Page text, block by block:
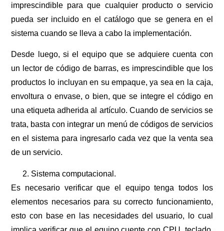
imprescindible para que cualquier producto o servicio
pueda ser incluido en el catálogo que se genera en el
sistema cuando se lleva a cabo la implementación.
Desde luego, si el equipo que se adquiere cuenta con
un lector de código de barras, es imprescindible que los
productos lo incluyan en su empaque, ya sea en la caja,
envoltura o envase, o bien, que se integre el código en
una etiqueta adherida al artículo. Cuando de servicios se
trata, basta con integrar un menú de códigos de servicios
en el sistema para ingresarlo cada vez que la venta sea
de un servicio.
Sistema computacional.
Es necesario verificar que el equipo tenga todos los
elementos necesarios para su correcto funcionamiento,
esto con base en las necesidades del usuario, lo cual